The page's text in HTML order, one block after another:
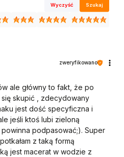
Wyczyść Szukaj
zweryfikowano
ale główny to fakt, że po
się skupić , zdecydowany
jest dość specyficzna i
jeśli ktoś lubi zieloną
podpasować;). Super
z taką formą
jest macerat w wodzie z